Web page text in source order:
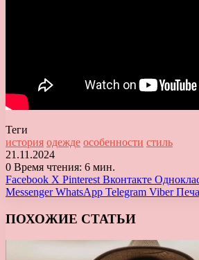
Теги
история одежде особенности стиль
21.11.2024
0 Время чтения: 6 мин.
Facebook X Pinterest Вконтакте
Messenger WhatsApp Telegram Viber
ПОХОЖИЕ СТАТЬИ